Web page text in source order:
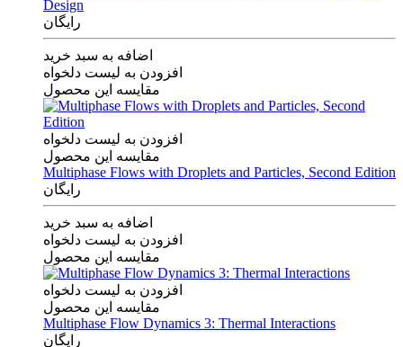
Design
رایگان
اضافه به سبد خرید
افزودن به لیست دلخواه
مقایسه این محصول
افزودن به لیست دلخواه
مقایسه این محصول
Multiphase Flows with Droplets and Particles, Second Edition
رایگان
اضافه به سبد خرید
افزودن به لیست دلخواه
مقایسه این محصول
افزودن به لیست دلخواه
مقایسه این محصول
Multiphase Flow Dynamics 3: Thermal Interactions
رایگان